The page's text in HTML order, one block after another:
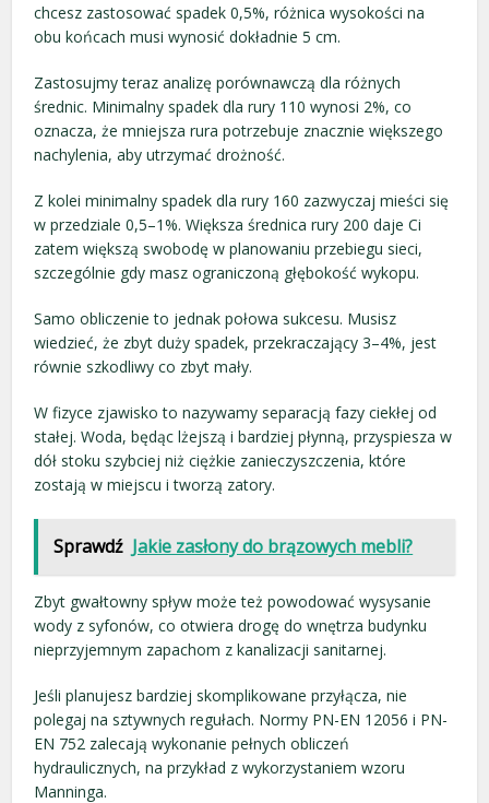
chcesz zastosować spadek 0,5%, różnica wysokości na
obu końcach musi wynosić dokładnie 5 cm.
Zastosujmy teraz analizę porównawczą dla różnych
średnic. Minimalny spadek dla rury 110 wynosi 2%, co
oznacza, że mniejsza rura potrzebuje znacznie większego
nachylenia, aby utrzymać drożność.
Z kolei minimalny spadek dla rury 160 zazwyczaj mieści się
w przedziale 0,5–1%. Większa średnica rury 200 daje Ci
zatem większą swobodę w planowaniu przebiegu sieci,
szczególnie gdy masz ograniczoną głębokość wykopu.
Samo obliczenie to jednak połowa sukcesu. Musisz
wiedzieć, że zbyt duży spadek, przekraczający 3–4%, jest
równie szkodliwy co zbyt mały.
W fizyce zjawisko to nazywamy separacją fazy ciekłej od
stałej. Woda, będąc lżejszą i bardziej płynną, przyspiesza w
dół stoku szybciej niż ciężkie zanieczyszczenia, które
zostają w miejscu i tworzą zatory.
Sprawdź Jakie zasłony do brązowych mebli?
Zbyt gwałtowny spływ może też powodować wysysanie
wody z syfonów, co otwiera drogę do wnętrza budynku
nieprzyjemnym zapachom z kanalizacji sanitarnej.
Jeśli planujesz bardziej skomplikowane przyłącza, nie
polegaj na sztywnych regułach. Normy PN-EN 12056 i PN-
EN 752 zalecają wykonanie pełnych obliczeń
hydraulicznych, na przykład z wykorzystaniem wzoru
Manninga.